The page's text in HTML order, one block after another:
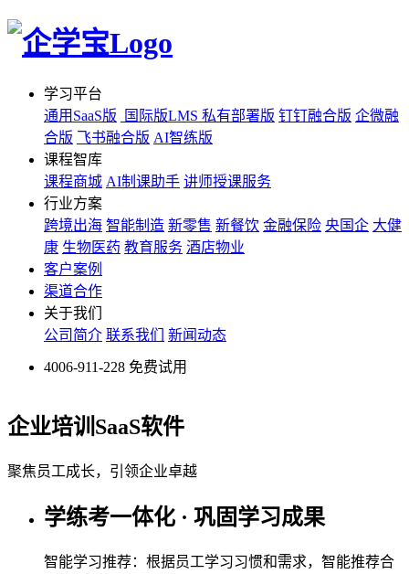
学习平台
通用SaaS版
国际版LMS 私有部署版 钉钉融合版 企微融
合版 飞书融合版 AI智练版
课程智库
课程商城 AI制课助手 讲师授课服务
行业方案
跨境出海 智能制造 新零售 新餐饮 金融保险 央国企 大健
康 生物医药 教育服务 酒店物业
客户案例
渠道合作
关于我们
公司简介 联系我们 新闻动态
4006-911-228 免费试用
企业培训SaaS软件
聚焦员工成长，引领企业卓越
学练考一体化 · 巩固学习成果
智能学习推荐：根据员工学习习惯和需求，智能推荐合